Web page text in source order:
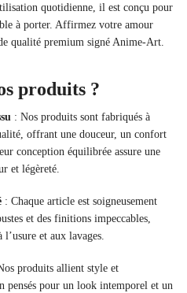
quotidienne, il est conçu pour
à porter. Affirmez votre amour
qualité premium signé Anime-Art.
produits ?
: Nos produits sont fabriqués à
offrant une douceur, un confort
conception équilibrée assure une
et légèreté.
: Chaque article est soigneusement
et des finitions impeccables,
l’usure et aux lavages.
produits allient style et
pensés pour un look intemporel et un